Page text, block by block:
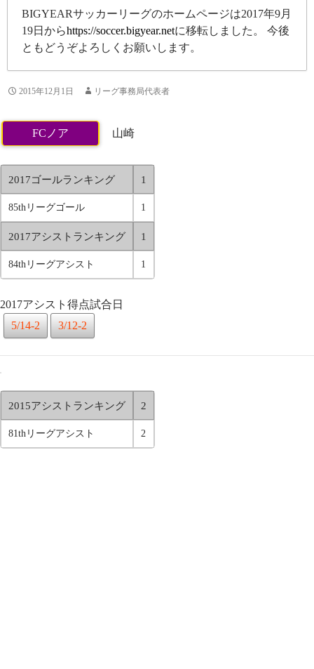
BIGYEARサッカーリーグのホームページは2017年9月
19日からhttps://soccer.bigyear.netに移転しました。 今後
ともどうぞよろしくお願いします。
2015年12月1日 リーグ事務局代表者
FCノア 山崎
2017ゴールランキング 1
85thリーグゴール 1
2017アシストランキング 1
84thリーグアシスト 1
2017アシスト得点試合日
5/14-2
3/12-2
2015アシストランキング 2
81thリーグアシスト 2